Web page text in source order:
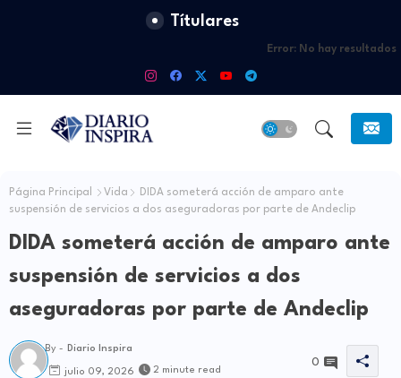
Títulares
Error: No hay resultados
Página Principal Vida
DIDA someterá acción de amparo ante
suspensión de servicios a dos aseguradoras por parte de Andeclip
DIDA someterá acción de amparo ante
suspensión de servicios a dos
aseguradoras por parte de Andeclip
By - Diario Inspira
julio 09, 2026 2 minute read
0